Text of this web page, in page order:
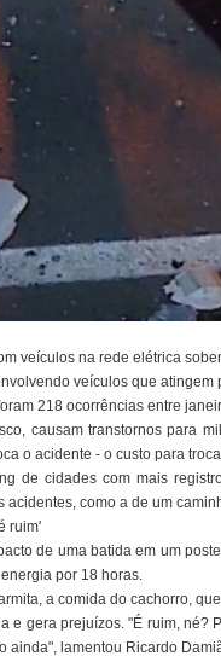
veículos na rede elétrica
veículos que
218 ocorrências entre
causam transtornos para
o acidente - o custo para
de cidades com mais
acidentes, como a de um
ruim'
de uma batida em um
por 18 horas.
a comida do cachorro,
e gera prejuízos. "É ruim,
ainda", lamentou Ricardo